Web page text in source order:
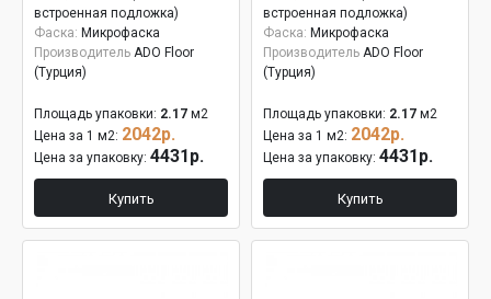
встроенная подложка)
Фаска: Микрофаска
Производитель ADO Floor
(Турция)
Площадь упаковки: 2.17 м2
Цена за 1 м2: 2042р.
Цена за упаковку: 4431р.
Купить
встроенная подложка)
Фаска: Микрофаска
Производитель ADO Floor
(Турция)
Площадь упаковки: 2.17 м2
Цена за 1 м2: 2042р.
Цена за упаковку: 4431р.
Купить